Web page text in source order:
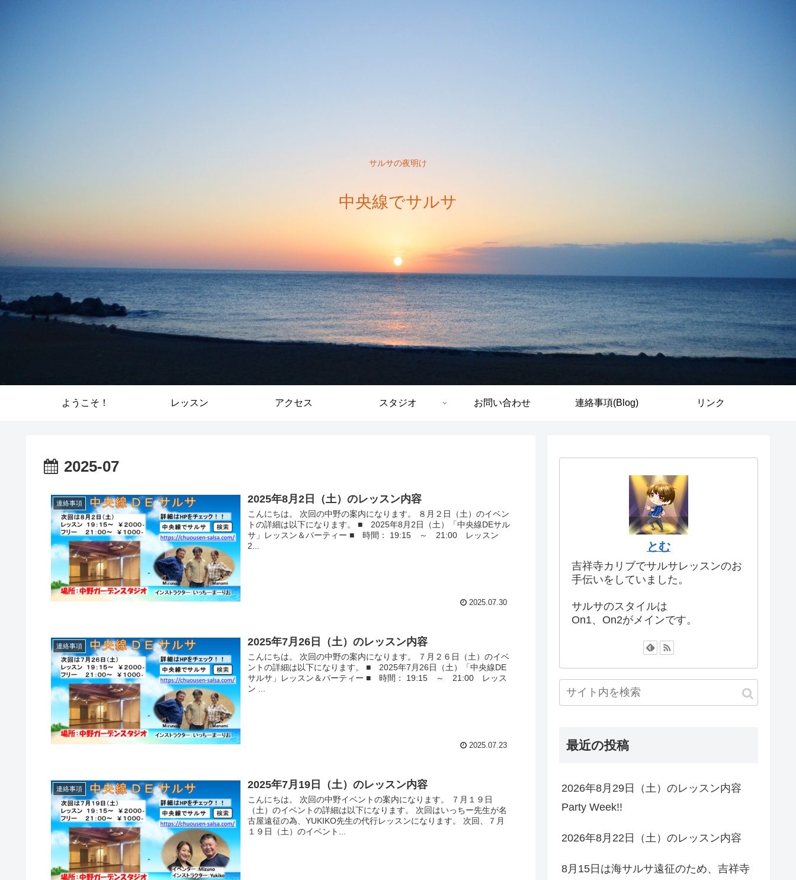
サルサの夜明け
中央線でサルサ
ようこそ！ レッスン アクセス スタジオ お問い合わせ 連絡事項(Blog) リンク
2025-07
連絡事項 2025年8月2日（土）のレッスン内容
こんにちは。 次回の中野の案内になります。 ８月２日（土）のイベン
トの詳細は以下になります。 ■ 2025年8月2日（土）「中央線DEサル
サ」レッスン＆パーティー ■ 時間： 19:15 ～ 21:00 レッスン
2...
2025.07.30
連絡事項 2025年7月26日（土）のレッスン内容
こんにちは。 次回の中野の案内になります。 ７月２６日（土）のイベ
ントの詳細は以下になります。 ■ 2025年7月26日（土）「中央線DE
サルサ」レッスン＆パーティー ■ 時間： 19:15 ～ 21:00 レッス
ン ...
2025.07.23
連絡事項 2025年7月19日（土）のレッスン内容
こんにちは。 次回の中野イベントの案内になります。 ７月１９日
（土）のイベントの詳細は以下になります。 次回はいっちー先生が名
古屋遠征の為、YUKIKO先生の代行レッスンになります。 次回、７月
１９日（土）のイベント...
とむ
吉祥寺カリブでサルサレッスンのお
手伝いをしていました。
サルサのスタイルは
On1、On2がメインです。
最近の投稿
2026年8月29日（土）のレッスン内容
Party Week!!
2026年8月22日（土）のレッスン内容
8月15日は海サルサ遠征のため、吉祥寺